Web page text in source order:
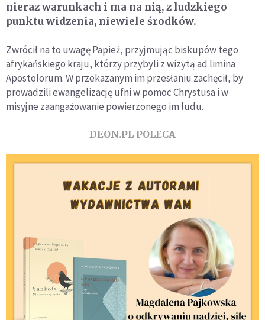
nieraz warunkach i ma na nią, z ludzkiego
punktu widzenia, niewiele środków.
Zwrócił na to uwagę Papież, przyjmując biskupów tego
afrykańskiego kraju, którzy przybyli z wizytą ad limina
Apostolorum. W przekazanym im przesłaniu zachęcił, by
prowadzili ewangelizację ufni w pomoc Chrystusa i w
misyjne zaangażowanie powierzonego im ludu.
DEON.PL POLECA